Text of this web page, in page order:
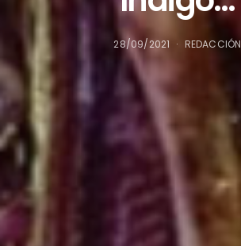
28/09/2021 REDACCIÓN